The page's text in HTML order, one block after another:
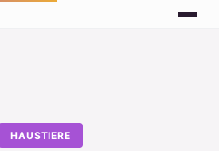
HAUSTIERE